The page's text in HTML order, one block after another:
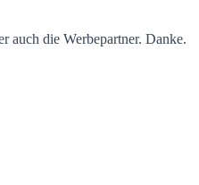
auch die Werbepartner. Danke.